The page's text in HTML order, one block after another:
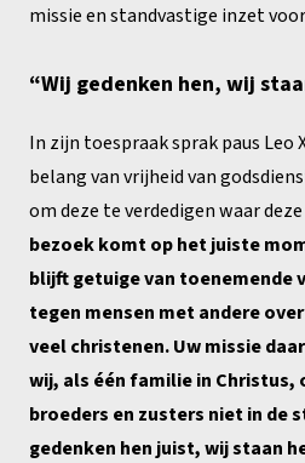
missie en standvastige inzet
“Wij gedenken hen, wij
In zijn toespraak sprak paus Leo
belang van vrijheid van
om deze te verdedigen waar
bezoek komt op het juiste
blijft getuige van toenemende
tegen mensen met andere
veel christenen. Uw missie
wij, als één familie in Christus,
broeders en zusters niet in de
gedenken hen juist, wij staan